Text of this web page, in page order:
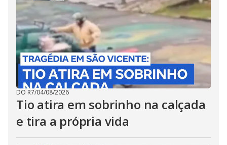
DO R7/04/08/2026
Tio atira em sobrinho na calçada
e tira a própria vida